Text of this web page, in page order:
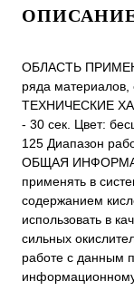
ОБЛАСТЬ
ряда материалов,
ТЕХНИЧЕСКИЕ
- 30 сек. Цвет:
125 Диапазон
ОБЩАЯ
применять в
содержанием
использовать в
сильных
работе с данным